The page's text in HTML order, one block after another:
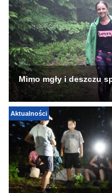
Mimo mgły i deszczu
Aktualności